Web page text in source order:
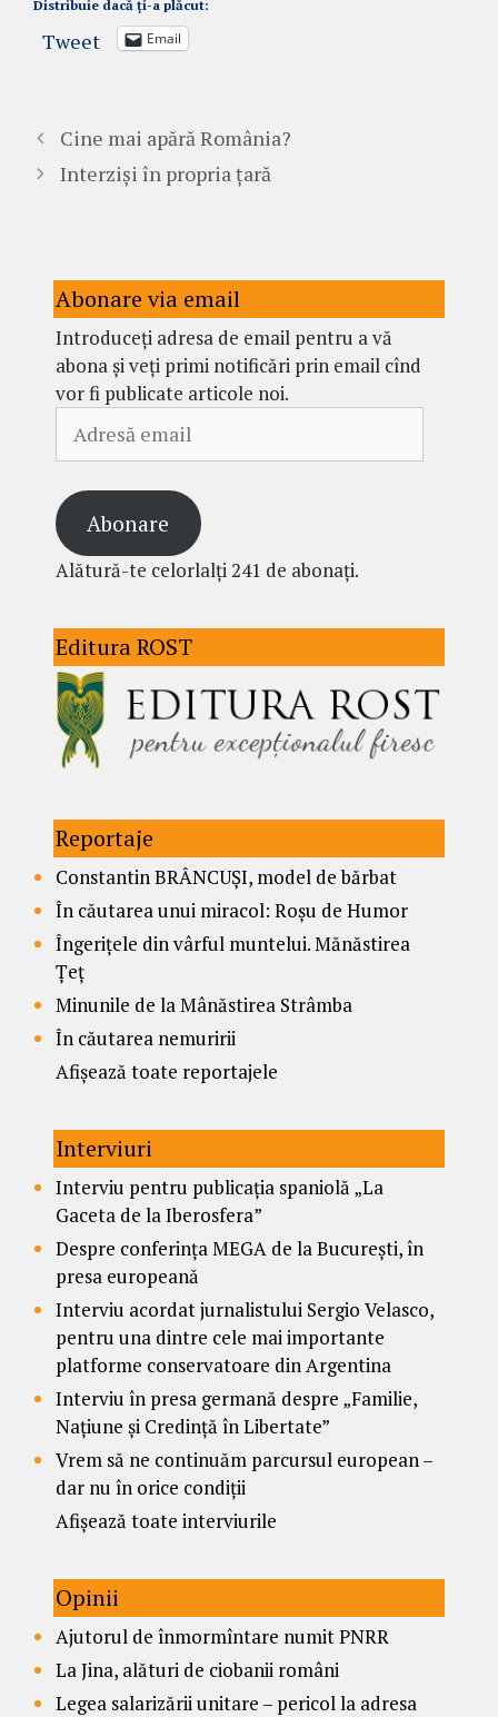
Distribuie dacă ți-a plăcut:
Tweet Email
Cine mai apără România?
Interziși în propria țară
Abonare via email
Introduceți adresa de email pentru a vă
abona și veți primi notificări prin email cînd
vor fi publicate articole noi.
email
Abonare
Alătură-te celorlalți 241 de abonați.
Editura ROST
Reportaje
Constantin BRÂNCUȘI, model de bărbat
În căutarea unui miracol: Roșu de Humor
Îngerițele din vârful muntelui. Mănăstirea
Țeț
Minunile de la Mânăstirea Strâmba
În căutarea nemuririi
Afișează toate reportajele
Interviuri
Interviu pentru publicația spaniolă „La
Gaceta de la Iberosfera”
Despre conferința MEGA de la București, în
presa europeană
Interviu acordat jurnalistului Sergio Velasco,
pentru una dintre cele mai importante
platforme conservatoare din Argentina
Interviu în presa germană despre „Familie,
Națiune și Credință în Libertate”
Vrem să ne continuăm parcursul european –
dar nu în orice condiții
Afișează toate interviurile
Opinii
Ajutorul de înmormîntare numit PNRR
La Jina, alături de ciobanii români
Legea salarizării unitare – pericol la adresa